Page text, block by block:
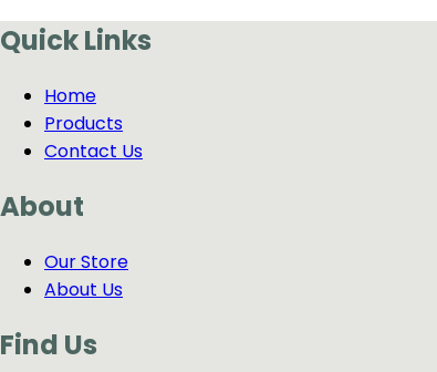
Quick Links
Home
Products
Contact Us
About
Our Store
About Us
Find Us